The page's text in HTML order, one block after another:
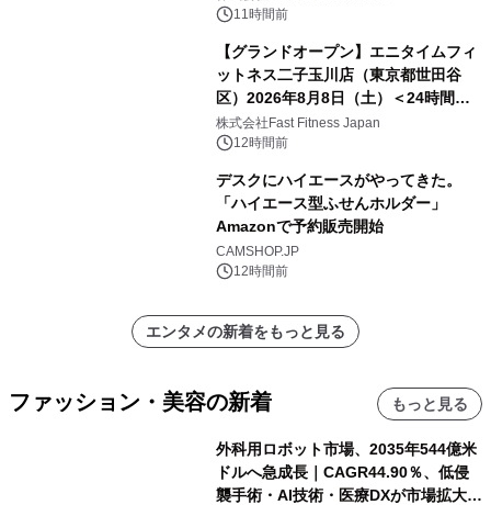
11時間前
【グランドオープン】エニタイムフィ
ットネス二子玉川店（東京都世田谷
区）2026年8月8日（土）＜24時間年
中無休のフィットネスジム＞
株式会社Fast Fitness Japan
12時間前
デスクにハイエースがやってきた。
「ハイエース型ふせんホルダー」
Amazonで予約販売開始
CAMSHOP.JP
12時間前
エンタメの新着をもっと見る
ファッション・美容の新着 もっと見る
外科用ロボット市場、2035年544億米
ドルへ急成長｜CAGR44.90％、低侵
襲手術・AI技術・医療DXが市場拡大を